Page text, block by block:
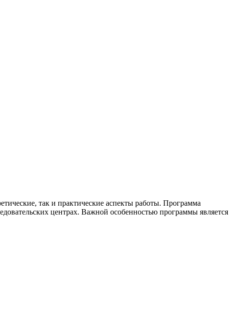
так и практические аспекты работы. Программа
центрах. Важной особенностью программы является